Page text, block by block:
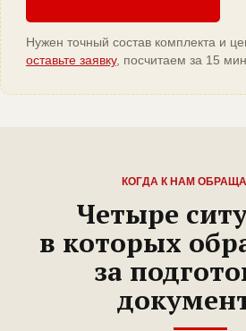
Нужен точный состав комплекта и
оставьте заявку, посчитаем за 15
КОГДА К НАМ
Четыре
в которых
за